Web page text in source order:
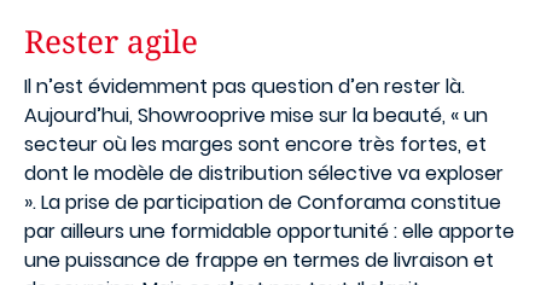
Rester agile
Il n’est évidemment pas question d’en rester là.
Aujourd’hui, Showrooprive mise sur la beauté, « un
secteur où les marges sont encore très fortes, et
dont le modèle de distribution sélective va exploser
». La prise de participation de Conforama constitue
par ailleurs une formidable opportunité : elle apporte
une puissance de frappe en termes de livraison et